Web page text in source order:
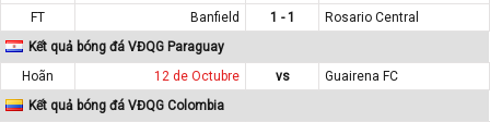
FT
Banfield 1 - 1
Rosario Central
Kết quả bóng đá VĐQG Paraguay
Hoãn
12 de Octubre vs
Guairena FC
Kết quả bóng đá VĐQG Colombia